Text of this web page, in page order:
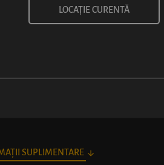
SUPLIMENTARE
LOCAȚIE CURENTĂ